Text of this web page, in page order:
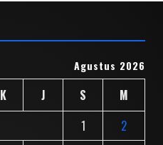
Agustus 2026
K J S
M
1
2